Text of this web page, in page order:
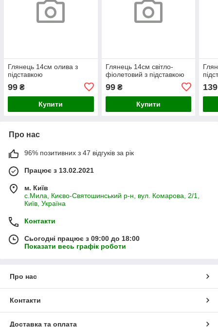
Глянець 14см олива з
підставкою
99 ₴
Купити
Глянець 14см світло-
фіолетовий з підставкою
99₴
Купити
139
Про нас
96% позитивних з 47 відгуків за рік
Працює з 13.02.2021
м. Київ
с.Мила, Києво-Святошинський р-н, вул. Комарова, 2/1,
Київ, Україна
Контакти
Сьогодні працює з 09:00 до 18:00
Показати весь графік роботи
Про нас
Контакти
Доставка та оплата